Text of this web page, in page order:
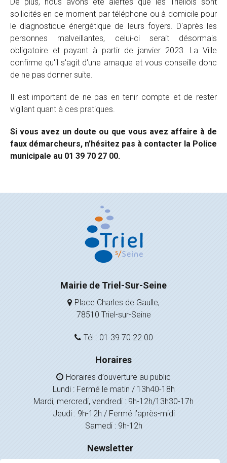
sollicités en ce moment par téléphone ou à domicile pour
le diagnostique énergétique de leurs foyers. D'après les
personnes malveillantes, celui-ci serait désormais
obligatoire et payant à partir de janvier 2023. La Ville
confirme qu'il s'agit d'une arnaque et vous conseille donc
de ne pas donner suite.
Il est important de ne pas en tenir compte et de rester
vigilant quant à ces pratiques.
Si vous avez un doute ou que vous avez affaire à de
faux démarcheurs, n’hésitez pas à contacter la Police
municipale au 01 39 70 27 00.
Mairie de Triel-Sur-Seine
Place Charles de Gaulle,
78510 Triel-sur-Seine
Tél : 01 39 70 22 00
Horaires
Horaires d’ouverture au public
Lundi : Fermé le matin / 13h40-18h
Mardi, mercredi, vendredi : 9h-12h/13h30-17h
Jeudi : 9h-12h / Fermé l’après-midi
Samedi : 9h-12h
Newsletter